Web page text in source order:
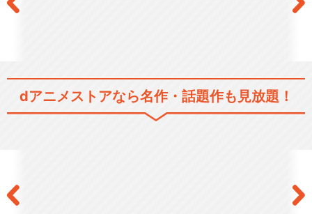
『宇宙戦艦ヤマト2205 新た
なる旅立ち』TV版
dアニメストアなら名作・話題作も見放題！